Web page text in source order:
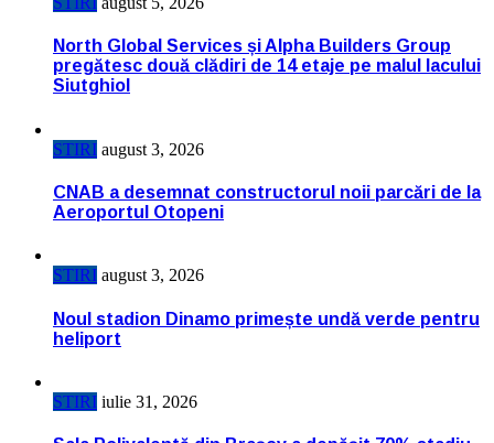
North Global Services și Alpha Builders Group
pregătesc două clădiri de 14 etaje pe malul lacului
Siutghiol
STIRI august 3, 2026
CNAB a desemnat constructorul noii parcări de la
Aeroportul Otopeni
STIRI august 3, 2026
Noul stadion Dinamo primește undă verde pentru
heliport
STIRI iulie 31, 2026